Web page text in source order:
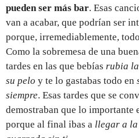
pueden ser más bar. Esas
van a acabar, que podrían ser
porque, irremediablemente,
Como la sobremesa de una
tardes en las que bebías rubia la
su pelo y te lo gastabas todo en
siempre. Esas tardes que se
demostraban que lo importante
porque al final ibas a llegar a la